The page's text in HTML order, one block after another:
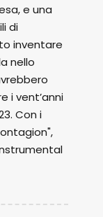
e una
di
inventare
nello
i vent’anni
Con i